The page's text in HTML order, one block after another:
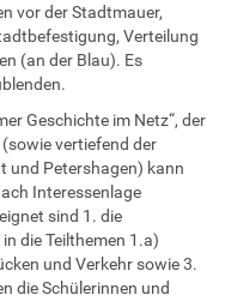
vor der Stadtmauer,
Verteilung
(an der Blau). Es
Geschichte im Netz“, der
vertiefend der
und Petershagen) kann
Interessenlage
sind 1. die
die Teilthemen 1.a)
und Verkehr sowie 3.
die Schülerinnen und